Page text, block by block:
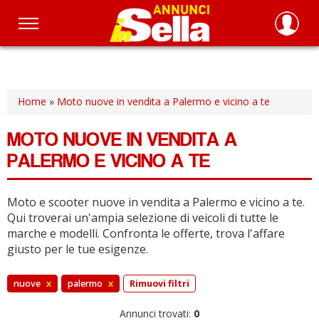
Salta
principale
Home » Moto nuove in vendita a Palermo e vicino a te
MOTO NUOVE IN VENDITA A
PALERMO E VICINO A TE
Moto e scooter nuove in vendita a Palermo e vicino a te.
Qui troverai un'ampia selezione di veicoli di tutte le
marche e modelli. Confronta le offerte, trova l'affare
giusto per le tue esigenze.
nuove x palermo x Rimuovi filtri
Annunci trovati: 0